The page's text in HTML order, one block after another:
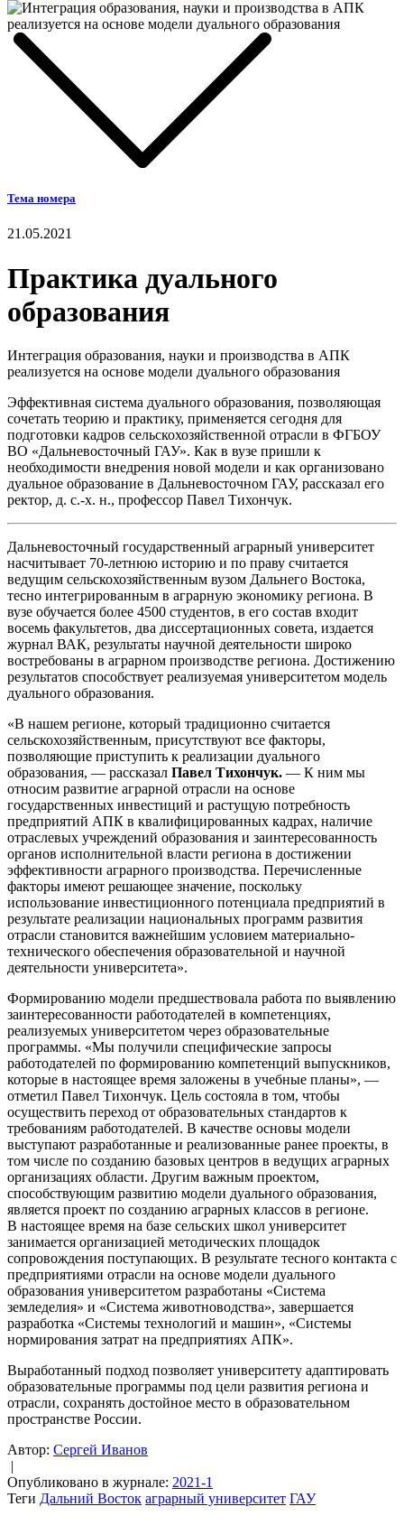
Тема номера
21.05.2021
Практика дуального
образования
Интеграция образования, науки и производства в АПК
реализуется на основе модели дуального образования
Эффективная система дуального образования, позволяющая
сочетать теорию и практику, применяется сегодня для
подготовки кадров сельскохозяйственной отрасли в ФГБОУ
ВО «Дальневосточный ГАУ». Как в вузе пришли к
необходимости внедрения новой модели и как организовано
дуальное образование в Дальневосточном ГАУ, рассказал его
ректор, д. с.-х. н., профессор Павел Тихончук.
Дальневосточный государственный аграрный университет
насчитывает 70-летнюю историю и по праву считается
ведущим сельскохозяйственным вузом Дальнего Востока,
тесно интегрированным в аграрную экономику региона. В
вузе обучается более 4500 студентов, в его состав входит
восемь факультетов, два диссертационных совета, издается
журнал ВАК, результаты научной деятельности широко
востребованы в аграрном производстве региона. Достижению
результатов способствует реализуемая университетом модель
дуального образования.
«В нашем регионе, который традиционно считается
сельскохозяйственным, присутствуют все факторы,
позволяющие приступить к реализации дуального
образования, — рассказал Павел Тихончук. — К ним мы
относим развитие аграрной отрасли на основе
государственных инвестиций и растущую потребность
предприятий АПК в квалифицированных кадрах, наличие
отраслевых учреждений образования и заинтересованность
органов исполнительной власти региона в достижении
эффективности аграрного производства. Перечисленные
факторы имеют решающее значение, поскольку
использование инвестиционного потенциала предприятий в
результате реализации национальных программ развития
отрасли становится важнейшим условием материально-
технического обеспечения образовательной и научной
деятельности университета».
Формированию модели предшествовала работа по выявлению
заинтересованности работодателей в компетенциях,
реализуемых университетом через образовательные
программы. «Мы получили специфические запросы
работодателей по формированию компетенций выпускников,
которые в настоящее время заложены в учебные планы», —
отметил Павел Тихончук. Цель состояла в том, чтобы
осуществить переход от образовательных стандартов к
требованиям работодателей. В качестве основы модели
выступают разработанные и реализованные ранее проекты, в
том числе по созданию базовых центров в ведущих аграрных
организациях области. Другим важным проектом,
способствующим развитию модели дуального образования,
является проект по созданию аграрных классов в регионе.
В настоящее время на базе сельских школ университет
занимается организацией методических площадок
сопровождения поступающих. В результате тесного контакта с
предприятиями отрасли на основе модели дуального
образования университетом разработаны «Система
земледелия» и «Система животноводства», завершается
разработка «Системы технологий и машин», «Системы
нормирования затрат на предприятиях АПК».
Выработанный подход позволяет университету адаптировать
образовательные программы под цели развития региона и
отрасли, сохранять достойное место в образовательном
пространстве России.
Автор: Сергей Иванов
|
Опубликовано в журнале: 2021-1
Теги Дальний Восток аграрный университет ГАУ